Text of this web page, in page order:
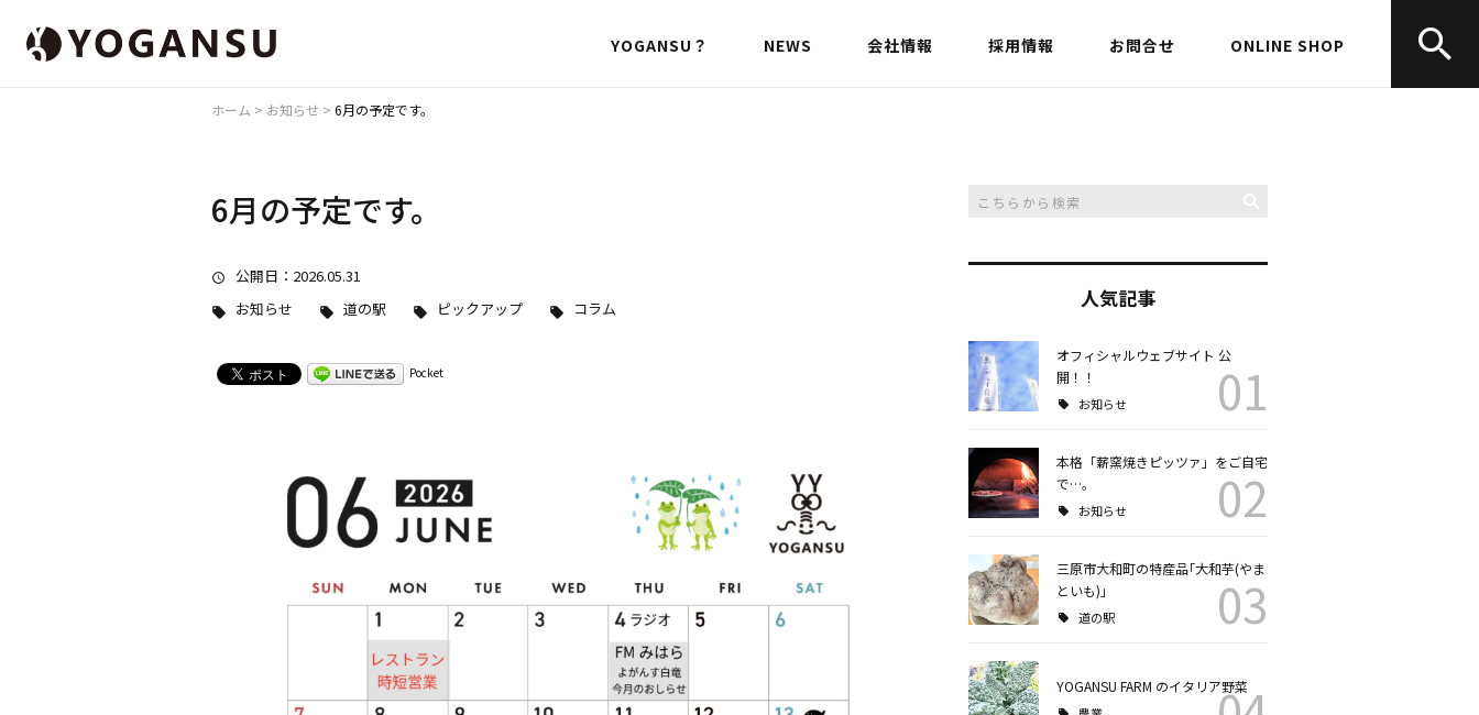
YOGANSU？ NEWS 会社情報 採用情報 お問合せ ONLINE SHOP
ホーム > お知らせ > 6月の予定です。
6月の予定です。
公開日 ：2026.05.31
お知らせ
道の駅 ピックアップ コラム
Pocket
人気記事
オフィシャルウェブサイト 公
開！！
お知らせ 01
本格「薪窯焼きピッツァ」をご自宅
で…。
お知らせ 02
三原市大和町の特産品｢大和芋(やま
といも)｣
道の駅 03
YOGANSU FARM のイタリア野菜